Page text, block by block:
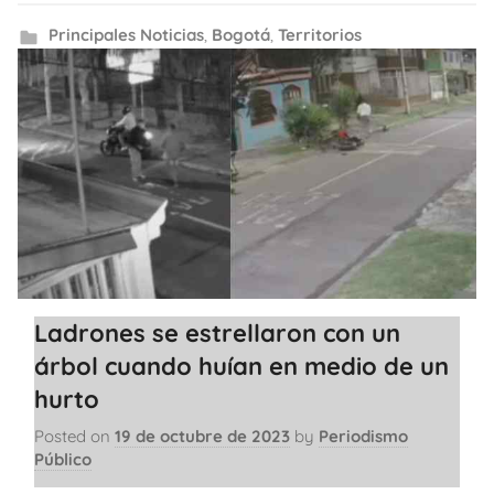
Principales Noticias, Bogotá, Territorios
Ladrones se estrellaron con un
árbol cuando huían en medio de un
hurto
Posted on 19 de octubre de 2023 by Periodismo
Público